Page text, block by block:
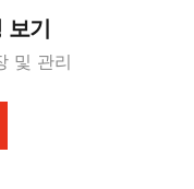
보기
및 관리